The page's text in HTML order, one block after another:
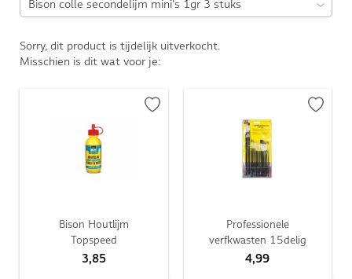
Sorry, dit product is tijdelijk uitverkocht.
Misschien is dit wat voor je:
Bison Houtlijm
Topspeed
3,85
Professionele
verfkwasten 15delig
4,99